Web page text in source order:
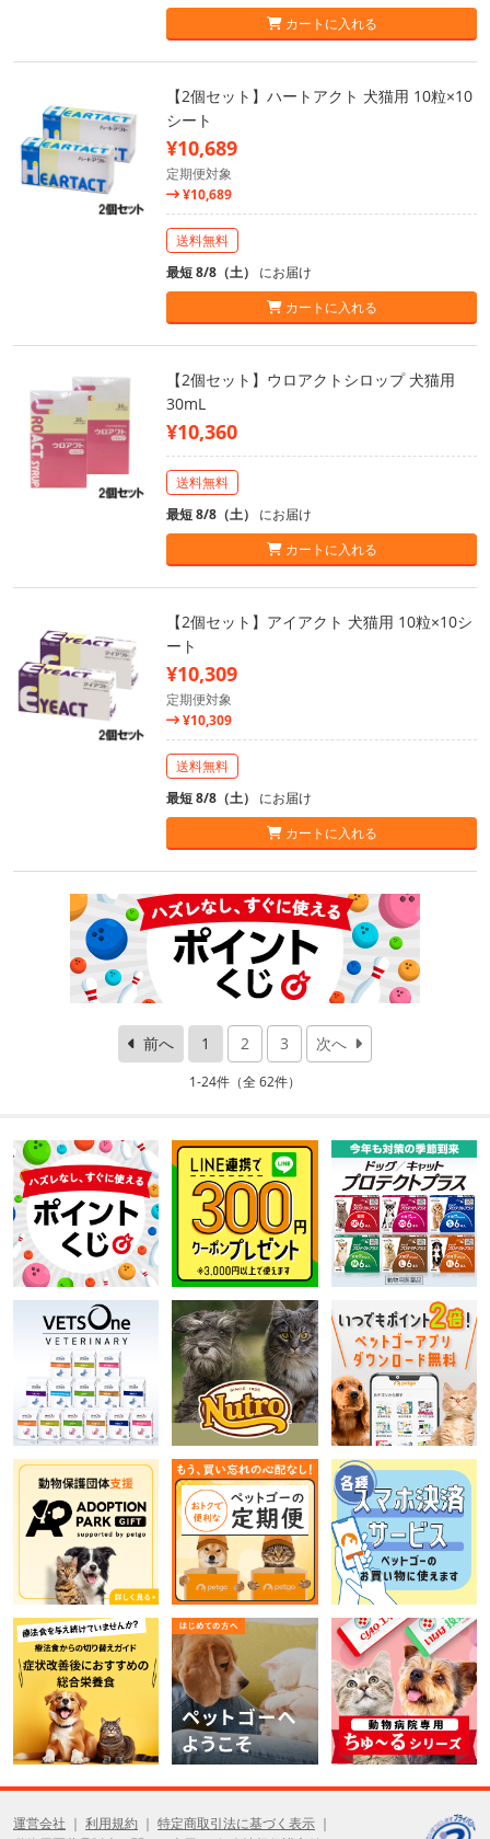
カートに入れる
【2個セット】ハートアクト 犬猫用 10粒×10
シート
¥10,689
定期便対象
¥10,689
送料無料
最短 8/8（土） にお届け
カートに入れる
【2個セット】ウロアクトシロップ 犬猫用
30mL
¥10,360
送料無料
最短 8/8（土） にお届け
カートに入れる
【2個セット】アイアクト 犬猫用 10粒×10シ
ート
¥10,309
定期便対象
¥10,309
送料無料
最短 8/8（土） にお届け
カートに入れる
前へ 1 2 3 次へ
1-24件（全 62件）
運営会社 利用規約
特定商取引法に基づく表示